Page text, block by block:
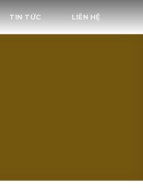
TIN TỨC LIÊN HỆ